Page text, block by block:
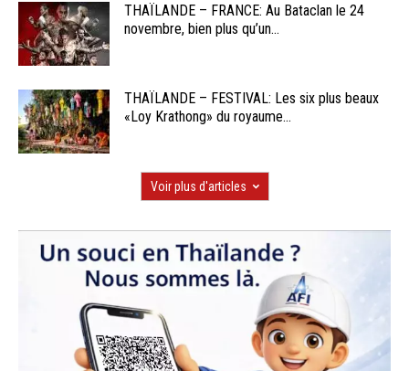
THAÏLANDE – FRANCE: Au Bataclan le 24
novembre, bien plus qu’un...
THAÏLANDE – FESTIVAL: Les six plus beaux
«Loy Krathong» du royaume...
Voir plus d'articles